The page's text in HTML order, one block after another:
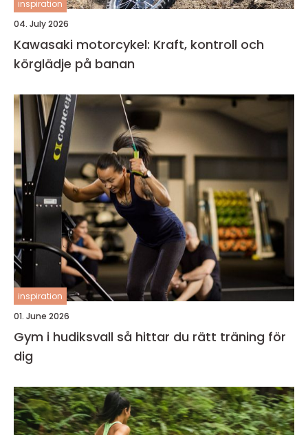
inspiration
04. July 2026
Kawasaki motorcykel: Kraft, kontroll och
körglädje på banan
inspiration
01. June 2026
Gym i hudiksvall så hittar du rätt träning för
dig